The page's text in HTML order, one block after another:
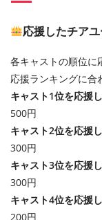
応援したチア
各キャストの順位に
応援ランキングに合
キャスト1位を応援
500円
キャスト2位を応援
300円
キャスト3位を応援
300円
キャスト4位を応援
200円